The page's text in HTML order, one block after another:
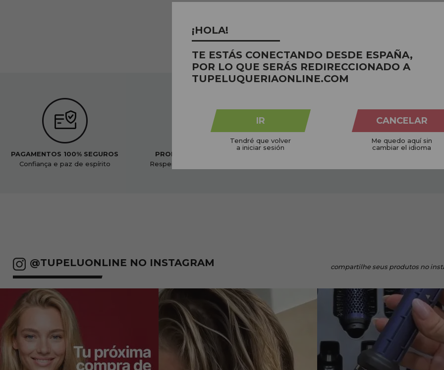
PAGAMENTOS 100% SEGUROS
Confiança e paz de espírito
PRODUTOS ORGÂNICOS
Respeitoso ao nosso planeta
@TUPELUONLINE NO INSTAGRAM compartilheseus produtos no
¡HOLA!
TE ESTÁS CONECTANDO DESDE ESPAÑA,
POR LO QUE SERÁS REDIRECCIONADO A
TUPELUQUERIAONLINE.COM
IR
Tendré que volver
a iniciar sesión
CANCELAR
Me quedo aquí sin
cambiar el idioma